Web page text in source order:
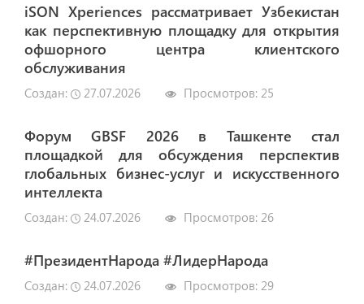
iSON Xperiences рассматривает Узбекистан
как перспективную площадку для открытия
офшорного центра клиентского
обслуживания
Создан: 27.07.2026 Просмотров: 25
Форум GBSF 2026 в Ташкенте стал
площадкой для обсуждения перспектив
глобальных бизнес-услуг и искусственного
интеллекта
Создан: 24.07.2026 Просмотров: 26
#ПрезидентНарода #ЛидерНарода
Создан: 24.07.2026 Просмотров: 29